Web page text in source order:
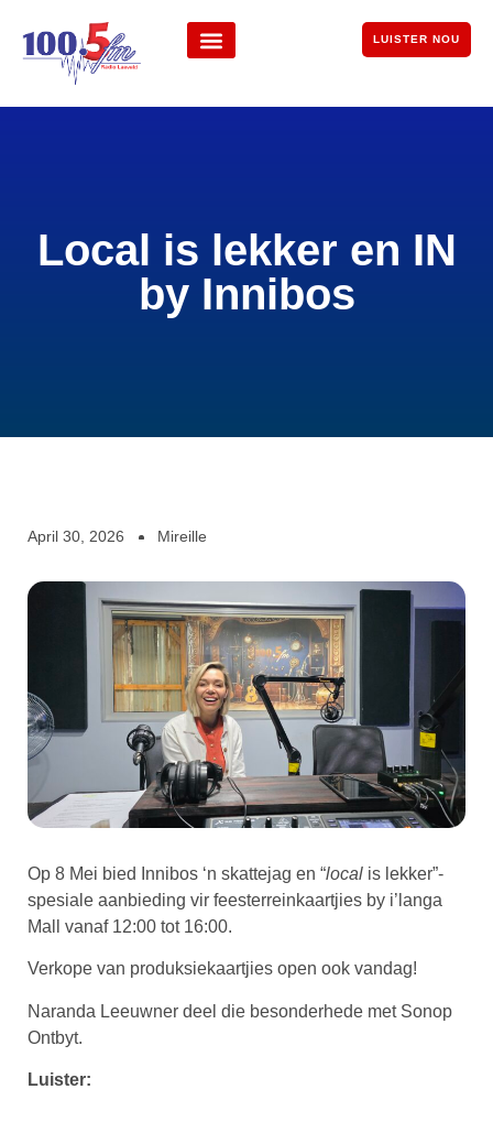
LUISTER NOU
Local is lekker en IN
by Innibos
April 30, 2026 Mireille
Op 8 Mei bied Innibos ‘n skattejag en “local is lekker”-
spesiale aanbieding vir feesterreinkaartjies by i’langa
Mall vanaf 12:00 tot 16:00.
Verkope van produksiekaartjies open ook vandag!
Naranda Leeuwner deel die besonderhede met Sonop
Ontbyt.
Luister: